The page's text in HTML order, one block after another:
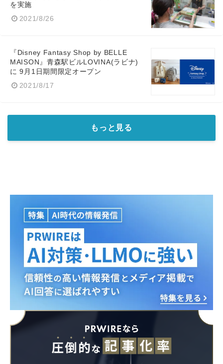
を実施
2021/8/26
『Disney Fantasy Shop by BELLE
MAISON』青森駅ビルLOVINA(ラビナ)
に 9月1日期間限定オープン
2021/8/17
もっと見る